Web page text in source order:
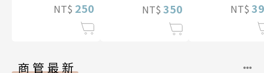
NT$ 250 NT$ 350 NT$
商管最新